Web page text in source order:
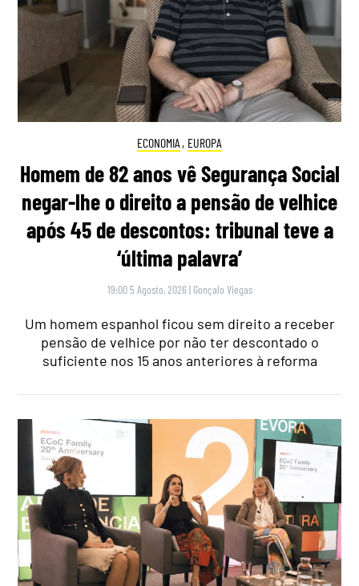
ECONOMIA , EUROPA
Homem de 82 anos vê Segurança Social
negar-lhe o direito a pensão de velhice
após 45 de descontos: tribunal teve a
‘última palavra’
19:00 5 Agosto, 2026 | Gonçalo Viegas
Um homem espanhol ficou sem direito a receber
pensão de velhice por não ter descontado o
suficiente nos 15 anos anteriores à reforma